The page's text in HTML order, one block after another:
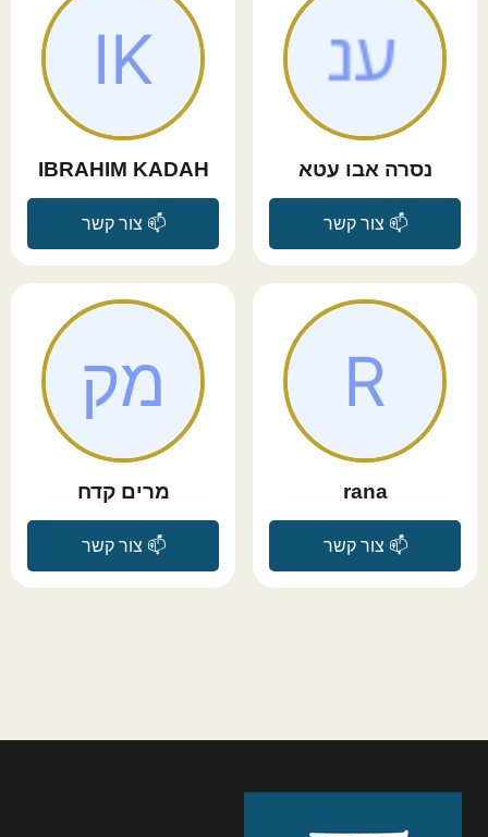
נסרה אבו עטא
📫 צור קשר
IBRAHIM KADAH
📫 צור קשר
rana
📫 צור קשר
מרים קדח
📫 צור קשר